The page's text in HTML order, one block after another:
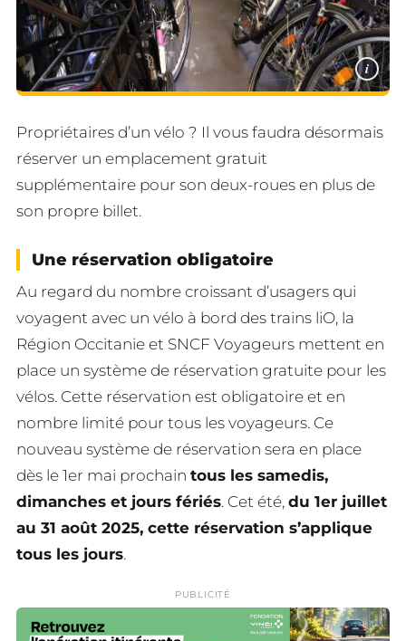
i
Propriétaires d’un vélo ? Il vous faudra désormais
réserver un emplacement gratuit
supplémentaire pour son deux-roues en plus de
son propre billet.
Une réservation obligatoire
Au regard du nombre croissant d’usagers qui
voyagent avec un vélo à bord des trains liO, la
Région Occitanie et SNCF Voyageurs mettent en
place un système de réservation gratuite pour les
vélos. Cette réservation est obligatoire et en
nombre limité pour tous les voyageurs. Ce
nouveau système de réservation sera en place
dès le 1er mai prochain tous les samedis,
dimanches et jours fériés. Cet été, du 1er juillet
au 31 août 2025, cette réservation s’applique
tous les jours.
PUBLICITÉ